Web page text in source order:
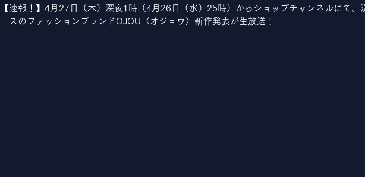
【速報！】4月27日（木）深夜1時（4月26日（水）25時）からショップチャンネルにて、
ースのファッションブランドOJOU〈オジョウ〉新作発表が生放送！